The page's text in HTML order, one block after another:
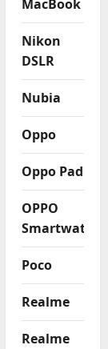
MacBook
Nikon
DSLR
Nubia
Oppo
Oppo Pad
OPPO
Smartwatch
Poco
Realme
Realme